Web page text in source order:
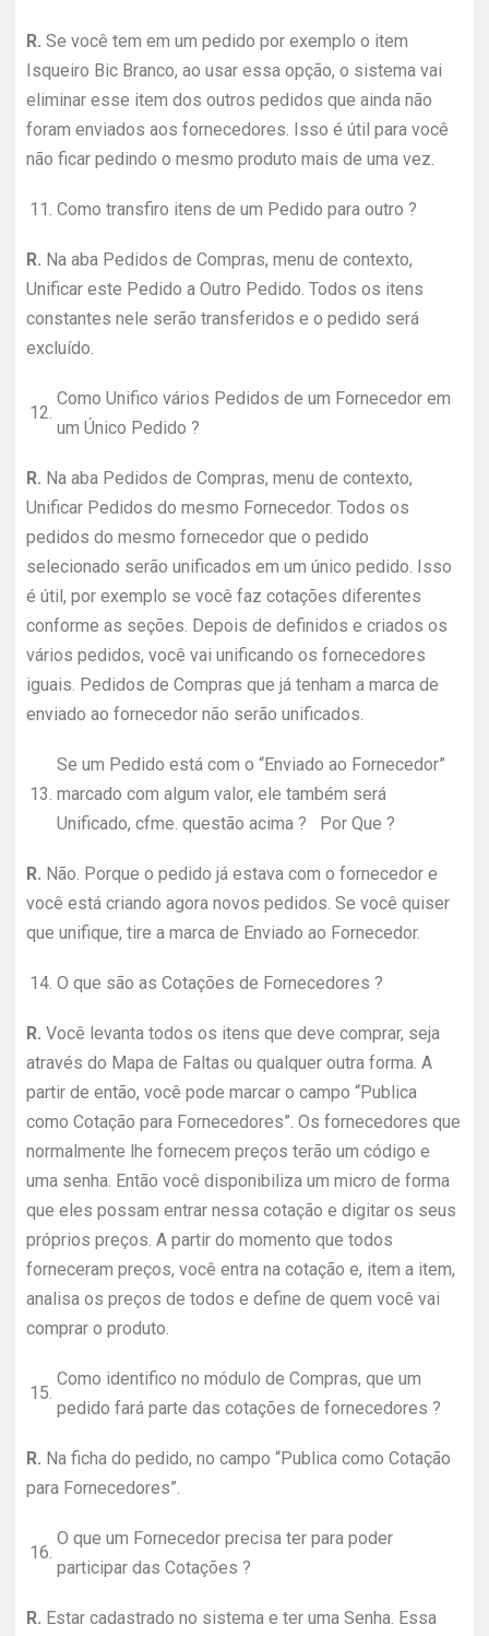
R. Se você tem em um pedido por exemplo o item
Isqueiro Bic Branco, ao usar essa opção, o sistema vai
eliminar esse item dos outros pedidos que ainda não
foram enviados aos fornecedores. Isso é útil para você
não ficar pedindo o mesmo produto mais de uma vez.
11. Como transfiro itens de um Pedido para outro ?
R. Na aba Pedidos de Compras, menu de contexto,
Unificar este Pedido a Outro Pedido. Todos os itens
constantes nele serão transferidos e o pedido será
excluído.
12.
Como Unifico vários Pedidos de um Fornecedor em
um Único Pedido ?
R. Na aba Pedidos de Compras, menu de contexto,
Unificar Pedidos do mesmo Fornecedor. Todos os
pedidos do mesmo fornecedor que o pedido
selecionado serão unificados em um único pedido. Isso
é útil, por exemplo se você faz cotações diferentes
conforme as seções. Depois de definidos e criados os
vários pedidos, você vai unificando os fornecedores
iguais. Pedidos de Compras que já tenham a marca de
enviado ao fornecedor não serão unificados.
13.
Se um Pedido está com o “Enviado ao Fornecedor”
marcado com algum valor, ele também será
Unificado, cfme. questão acima ? Por Que ?
R. Não. Porque o pedido já estava com o fornecedor e
você está criando agora novos pedidos. Se você quiser
que unifique, tire a marca de Enviado ao Fornecedor.
14. O que são as Cotações de Fornecedores ?
R. Você levanta todos os itens que deve comprar, seja
através do Mapa de Faltas ou qualquer outra forma. A
partir de então, você pode marcar o campo “Publica
como Cotação para Fornecedores”. Os fornecedores que
normalmente lhe fornecem preços terão um código e
uma senha. Então você disponibiliza um micro de forma
que eles possam entrar nessa cotação e digitar os seus
próprios preços. A partir do momento que todos
forneceram preços, você entra na cotação e, item a item,
analisa os preços de todos e define de quem você vai
comprar o produto.
15.
Como identifico no módulo de Compras, que um
pedido fará parte das cotações de fornecedores ?
R. Na ficha do pedido, no campo “Publica como Cotação
para Fornecedores”.
16.
O que um Fornecedor precisa ter para poder
participar das Cotações ?
R. Estar cadastrado no sistema e ter uma Senha. Essa